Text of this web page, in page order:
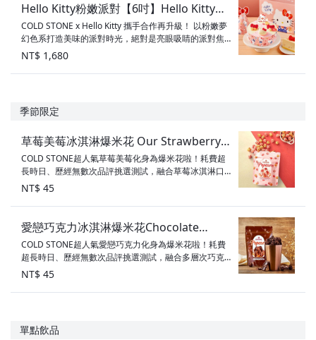
蛋素
Hello Kitty粉嫩派對【6吋】Hello Kitty
Pink Party
COLD STONE x Hello Kitty 攜手合作再升級！ 以粉嫩夢
幻色系打造美味的派對時光，絕對是亮眼吸睛的派對焦
點，巧妙的將Q彈小麻糬融入芒果冰淇淋，酸甜草莓冰淇
淋拌入蔓越莓，創造豐富的口感，蛋糕表面點綴Kitty專
屬的蝴蝶結裝飾，Hello Kitty粉嫩派對2.0升級版，享受
口味：芒果冰淇淋+小麻糬、草莓冰淇淋+蔓越莓、海綿
NT$ 1,680
季節限定
草莓美莓冰淇淋爆米花 Our Strawberry
Blonde Popcorn
COLD STONE超人氣草莓美莓化身為爆米花啦！耗費超
長時日、歷經無數次品評挑選測試，融合草莓冰淇淋口
味mix焦糖口味雙口味爆米花組合成超人氣草莓美莓冰淇
淋爆米花!!! 限量販售包裝商品，一顆兩顆吃不夠， 絕對
要整包帶著走滴!!! 素食標示：奶素
NT$ 45
愛戀巧克力冰淇淋爆米花Chocolate
Devotion Popcorn
COLD STONE超人氣愛戀巧克力化身為爆米花啦！耗費
超長時日、歷經無數次品評挑選測試，融合多層次巧克
力口味創出超人氣愛戀巧克力冰淇淋爆米花!!!明明是爆米
花又帶出布朗尼口感！ 濃郁巧克力爆米花限量販售包裝
商品，幸福上市!!! 素食標示：奶素
NT$ 45
單點飲品